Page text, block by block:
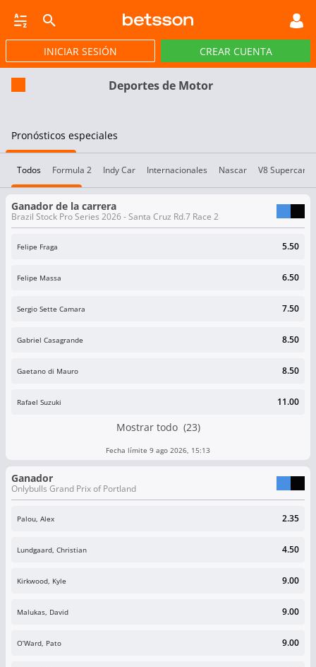
CASINO EN VIVO JACKPOTS PÓKER DEP VIRTUALES PROMOCIONES
INICIAR SESIÓN CREAR CUENTA
Deportes de Motor
Pronósticos especiales
Todos Formula 2 Indy Car Internacionales Nascar V8 Supercars
Ganador de la carrera
Brazil Stock Pro Series 2026 - Santa Cruz Rd.7 Race 2
Felipe Fraga 5.50
Felipe Massa 6.50
Sergio Sette Camara 7.50
Gabriel Casagrande 8.50
Gaetano di Mauro 8.50
Rafael Suzuki 11.00
Mostrar todo (23)
Fecha límite 9 ago 2026, 15:13
Ganador
Onlybulls Grand Prix of Portland
Palou, Alex 2.35
Lundgaard, Christian 4.50
Kirkwood, Kyle 9.00
Malukas, David 9.00
O’Ward, Pato 9.00